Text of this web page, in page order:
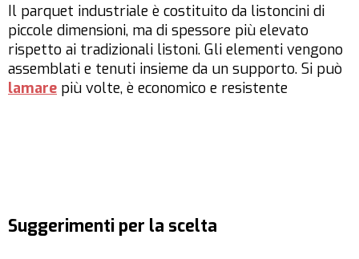
Il parquet industriale è costituito da listoncini di
piccole dimensioni, ma di spessore più elevato
rispetto ai tradizionali listoni. Gli elementi vengono
assemblati e tenuti insieme da un supporto. Si può
lamare più volte, è economico e resistente
Suggerimenti per la scelta